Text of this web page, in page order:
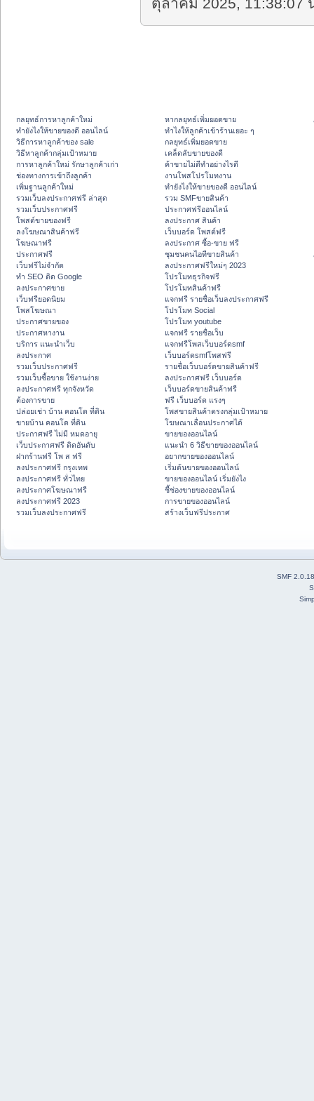
ตุลาคม 2025, 11:38:07
กลยุทธ์การหาลูกค้าใหม่
ทํายังไงให้ขายของดี ออนไลน์
วิธีการหาลูกค้าของ sale
วิธีหาลูกค้ากลุ่มเป้าหมาย
การหาลูกค้าใหม่ รักษาลูกค้าเก่า
ช่องทางการเข้าถึงลูกค้า
เพิ่มฐานลูกค้าใหม่
รวมเว็บลงประกาศฟรี ล่าสุด
รวมเว็บประกาศฟรี
โพสต์ขายของฟรี
ลงโฆษณาสินค้าฟรี
โฆษณาฟรี
ประกาศฟรี
เว็บฟรีไม่จำกัด
ทำ SEO ติด Google
ลงประกาศขาย
เว็บฟรียอดนิยม
โพสโฆษณา
ประกาศขายของ
ประกาศหางาน
บริการ แนะนำเว็บ
ลงประกาศ
รวมเว็บประกาศฟรี
รวมเว็บซื้อขาย ใช้งานง่าย
ลงประกาศฟรี ทุกจังหวัด
ต้องการขาย
ปล่อยเช่า บ้าน คอนโด ที่ดิน
ขายบ้าน คอนโด ที่ดิน
ประกาศฟรี ไม่มี หมดอายุ
เว็บประกาศฟรี ติดอันดับ
ฝากร้านฟรี โพ ส ฟรี
ลงประกาศฟรี กรุงเทพ
ลงประกาศฟรี ทั่วไทย
ลงประกาศโฆษณาฟรี
ลงประกาศฟรี 2023
รวมเว็บลงประกาศฟรี
หากลยุทธ์เพิ่มยอดขาย
ทําไงให้ลูกค้าเข้าร้านเยอะ ๆ
กลยุทธ์เพิ่มยอดขาย
เคล็ดลับขายของดี
ค้าขายไม่ดีทำอย่างไรดี
งานโพสโปรโมทงาน
ทํายังไงให้ขายของดี ออนไลน์
รวม SMFขายสินค้า
ประกาศฟรีออนไลน์
ลงประกาศ สินค้า
เว็บบอร์ด โพสต์ฟรี
ลงประกาศ ซื้อ-ขาย ฟรี
ชุมชนคนไอทีขายสินค้า
ลงประกาศฟรีใหม่ๆ 2023
โปรโมทธุรกิจฟรี
โปรโมทสินค้าฟรี
แจกฟรี รายชื่อเว็บลงประกาศฟรี
โปรโมท Social
โปรโมท youtube
แจกฟรี รายชื่อเว็บ
แจกฟรีโพสเว็บบอร์ดsmf
เว็บบอร์ดsmfโพสฟรี
รายชื่อเว็บบอร์ดขายสินค้าฟรี
ลงประกาศฟรี เว็บบอร์ด
เว็บบอร์ดขายสินค้าฟรี
ฟรี เว็บบอร์ด แรงๆ
โพสขายสินค้าตรงกลุ่มเป้าหมาย
โฆษณาเลื่อนประกาศได้
ขายของออนไลน์
แนะนำ 6 วิธีขายของออนไลน์
อยากขายของออนไลน์
เริ่มต้นขายของออนไลน์
ขายของออนไลน์ เริ่มยังไง
ชี้ช่องขายของออนไลน์
การขายของออนไลน์
สร้างเว็บฟรีประกาศ
SMF 2.0.18